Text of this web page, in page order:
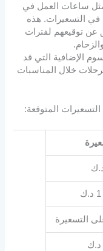
ساعات العمل في
في التسعيرات. هذه
عن توقيعهم لفترات
الإضافية التي قد
خلال المناسبات
المتوقعة: